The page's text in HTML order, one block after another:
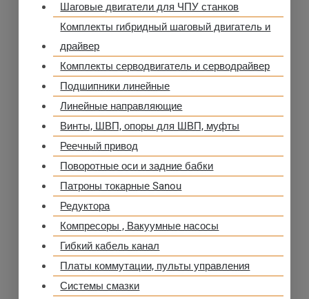
Шаговые двигатели для ЧПУ станков
Комплекты гибридный шаговый двигатель и
драйвер
Комплекты серводвигатель и серводрайвер
Подшипники линейные
Линейные направляющие
Винты, ШВП, опоры для ШВП, муфты
Реечный привод
Поворотные оси и задние бабки
Патроны токарные Sanou
Редуктора
Компресоры , Вакуумные насосы
Гибкий кабель канал
Платы коммутации, пульты управления
Системы смазки